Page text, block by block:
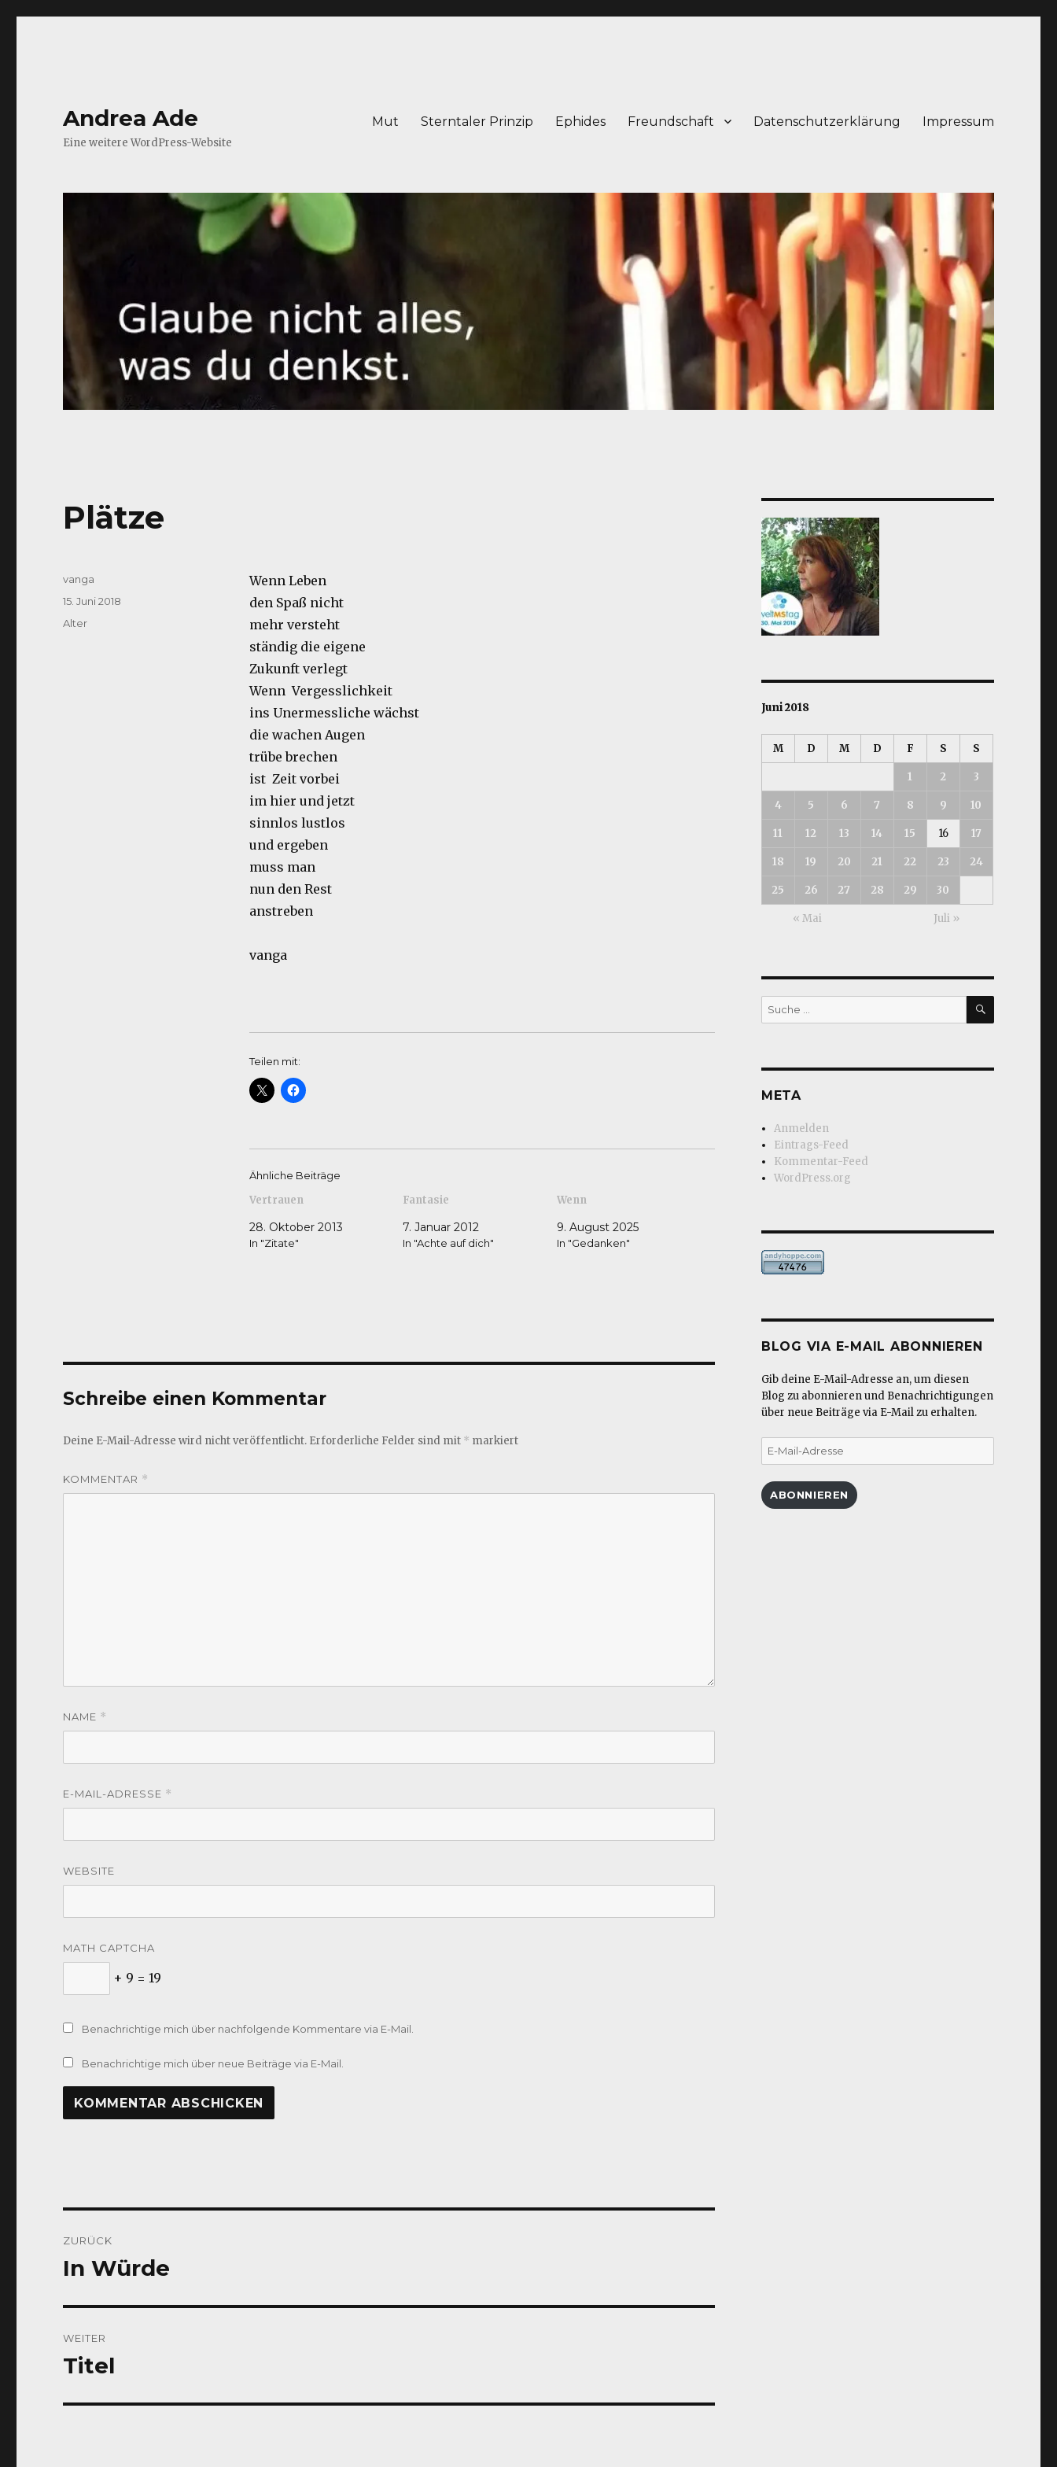
Andrea Ade
Eine weitere WordPress-Website
Mut Sterntaler Prinzip Ephides Freundschaft Datenschutzerklärung Impressum
Plätze
Wenn Leben
den Spaß nicht
mehr versteht
ständig die eigene
Zukunft verlegt
Wenn Vergesslichkeit
ins Unermessliche wächst
die wachen Augen
trübe brechen
ist Zeit vorbei
im hier und jetzt
sinnlos lustlos
und ergeben
muss man
nun den Rest
anstreben
vanga
Teilen mit:
Ähnliche Beiträge
Vertrauen
28. Oktober 2013
In "Zitate"
Fantasie
7. Januar 2012
In "Achte auf dich"
Wenn
9. August 2025
In "Gedanken"
Autor
vanga
Veröffentlicht
am
15. Juni 2018
Kategorien
Alter
Schreibe einen Kommentar
Deine E-Mail-Adresse wird nicht veröffentlicht. Erforderliche Felder sind mit * markiert
KOMMENTAR *
NAME *
E-MAIL-ADRESSE *
WEBSITE
MATH CAPTCHA
+ 9 = 19
Benachrichtige mich über nachfolgende Kommentare via E-Mail.
Benachrichtige mich über neue Beiträge via E-Mail.
ZURÜCK
Vorheriger
In Würde
WEITER
Nächster
Titel
Juni 2018
M D M D F S S
1 2 3
4 5 6 7 8 9 10
11 12 13 14 15 16 17
18 19 20 21 22 23 24
25 26 27 28 29 30
« Mai Juli »
Suche
nach:
SUCHEN
META
Anmelden
Eintrags-Feed
Kommentar-Feed
WordPress.org
BLOG VIA E-MAIL ABONNIEREN
Gib deine E-Mail-Adresse an, um diesen
Blog zu abonnieren und Benachrichtigungen
über neue Beiträge via E-Mail zu erhalten.
E-
Mail-
ABONNIEREN